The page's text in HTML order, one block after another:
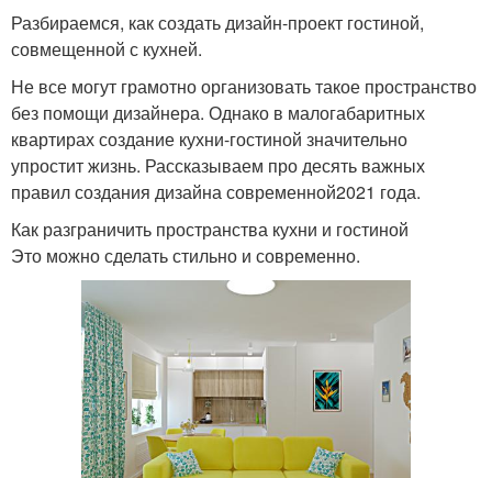
Разбираемся, как создать дизайн-проект гостиной,
совмещенной с кухней.
Не все могут грамотно организовать такое пространство
без помощи дизайнера. Однако в малогабаритных
квартирах создание кухни-гостиной значительно
упростит жизнь. Рассказываем про десять важных
правил создания дизайна современной2021 года.
Как разграничить пространства кухни и гостиной
Это можно сделать стильно и современно.